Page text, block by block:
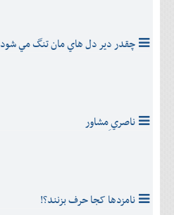
چقدر دير دل هاي مان تنگ مي شود
ناصري ِمشاور
نامزدها کجا حرف بزنند؟!